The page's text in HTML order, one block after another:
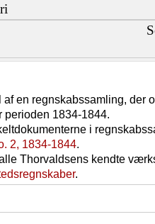
af en regnskabssamling, der
1834-1844.
i
2, 1834-1844.
Thorvaldsens kendte
.